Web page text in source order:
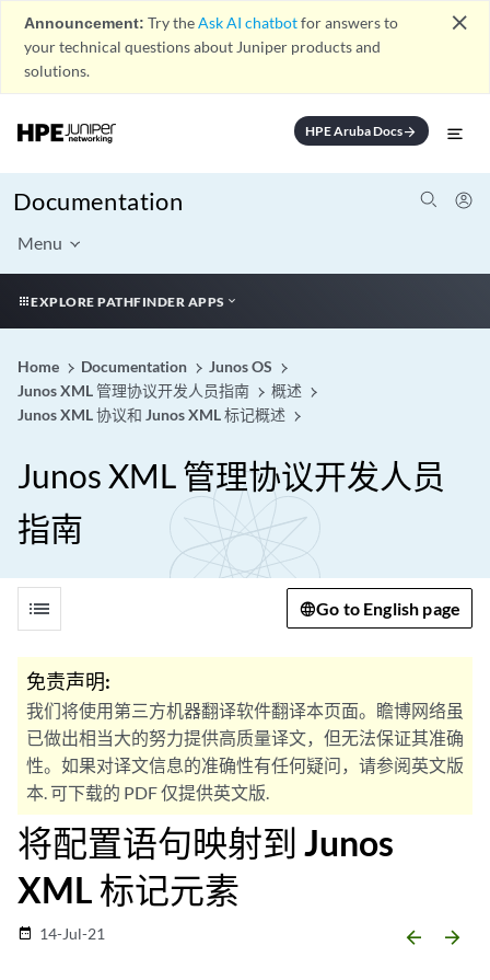
Announcement: Try theAsk AI chatbotfor answers to
your technical questions about Juniper products and
solutions.
close
HPE Aruba Docsarrow_forward
Documentation
Menu
EXPLORE PATHFINDER APPS
Home Documentation
Junos OS
Junos XML 管理协议开发人员指南
概述
Junos XML 协议和 Junos XML 标记概述
Junos XML 管理协议开发人员
指南
list Go to English page
免责声明:
我们将使用第三方机器翻译软件翻译本页面。瞻博网络虽
已做出相当大的努力提供高质量译文，但无法保证其准确
性。如果对译文信息的准确性有任何疑问，请参阅英文版
本. 可下载的 PDF 仅提供英文版.
将配置语句映射到 Junos
XML 标记元素
date_range 14-Jul-21 arrow_backward arrow_forward